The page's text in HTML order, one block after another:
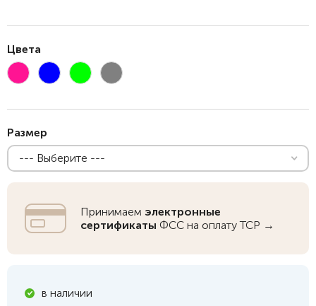
Цвета
Размер
--- Выберите ---
Принимаем электронные
сертификаты ФСС на оплату ТСР →
в наличии